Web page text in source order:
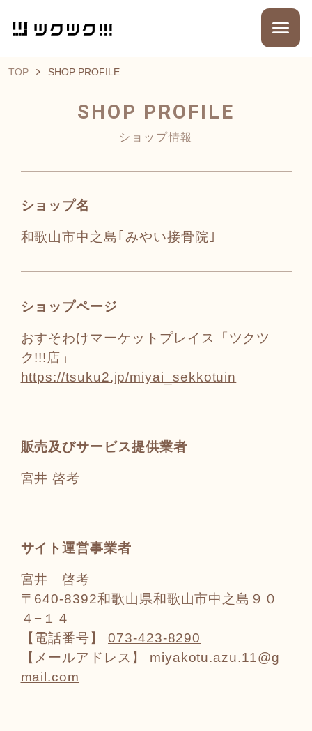
TOP SHOP PROFILE
SHOP PROFILE
ショップ情報
ショップ名
和歌山市中之島｢みやい接骨院｣
ショップページ
おすそわけマーケットプレイス「ツクツ
ク!!!店」
https://tsuku2.jp/miyai_sekkotuin
販売及びサービス提供業者
宮井 啓考
サイト運営事業者
宮井 啓考
〒640-8392和歌山県和歌山市中之島９０
４−１４
【電話番号】073-423-8290
【メールアドレス】 miyakotu.azu.11@g
mail.com